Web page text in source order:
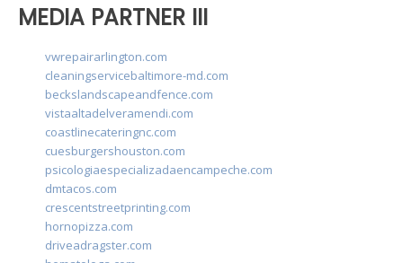
MEDIA PARTNER III
vwrepairarlington.com
cleaningservicebaltimore-md.com
beckslandscapeandfence.com
vistaaltadelveramendi.com
coastlinecateringnc.com
cuesburgershouston.com
psicologiaespecializadaencampeche.com
dmtacos.com
crescentstreetprinting.com
hornopizza.com
driveadragster.com